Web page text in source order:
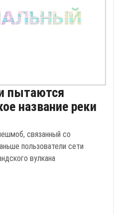
пытаются
название реки
связанный со
пользователи сети
вулкана